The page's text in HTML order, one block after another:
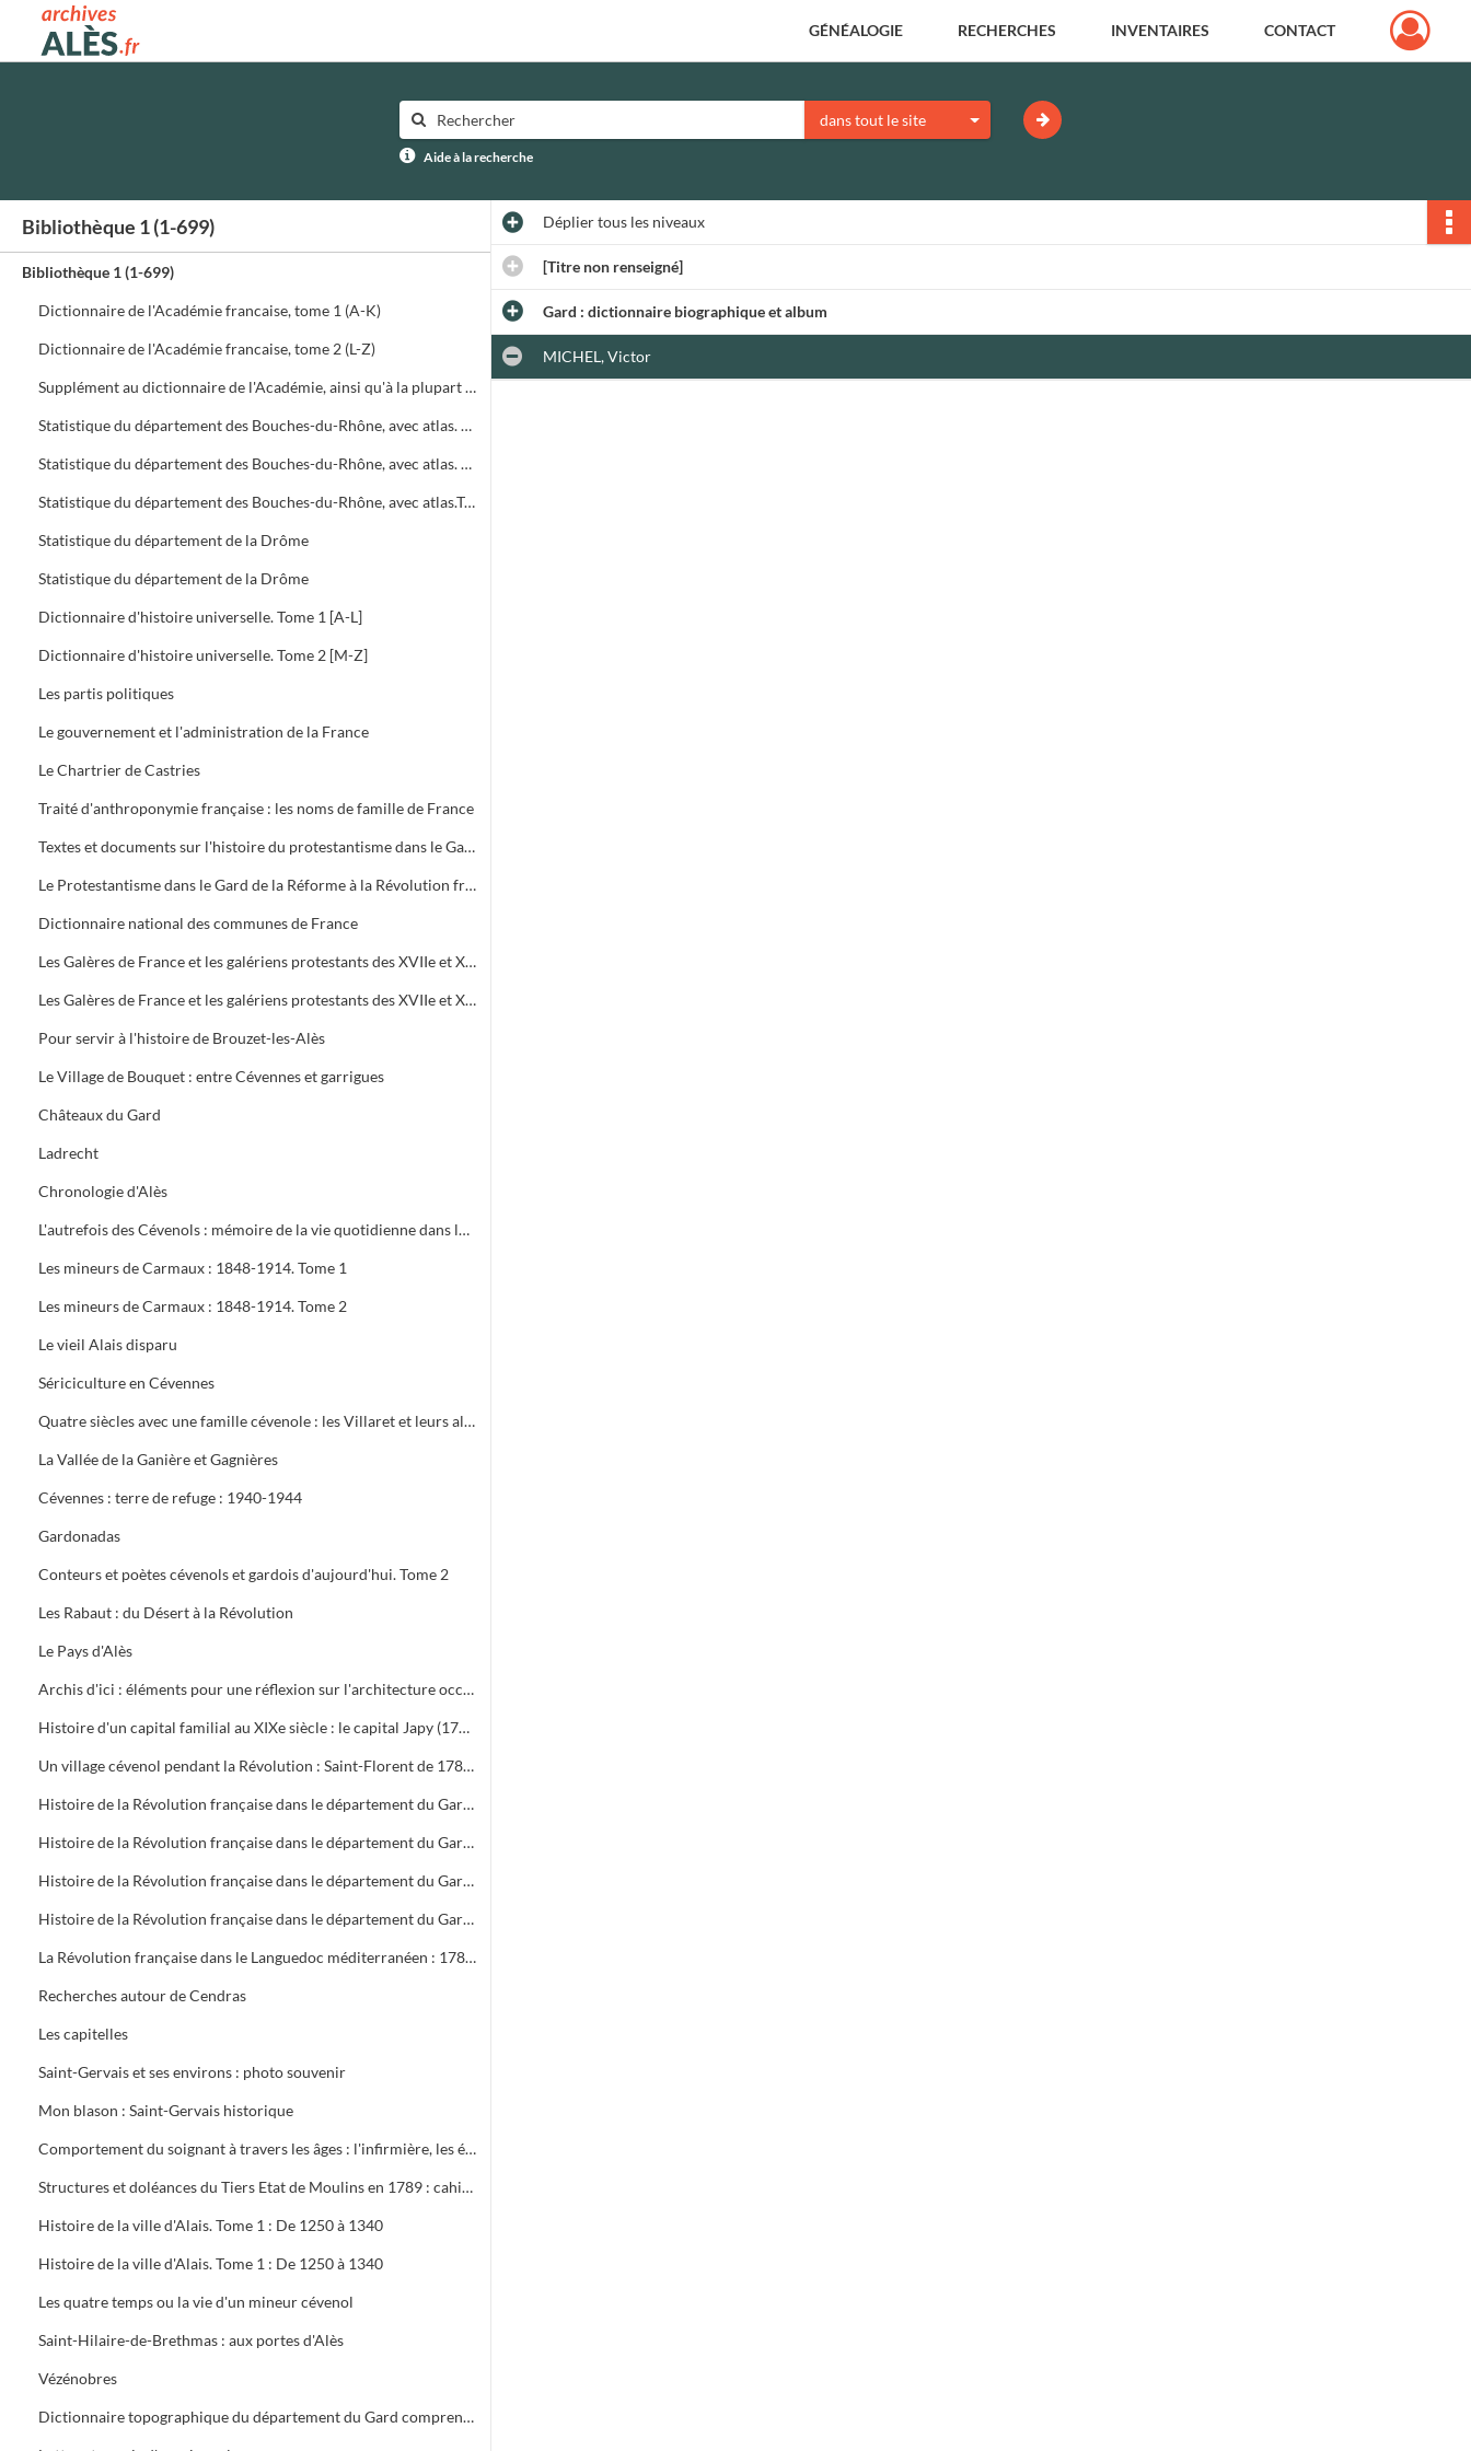
Archives municipales d'Alès GÉNÉALOGIE RECHERCHES INVENTAIRES CONTACT
dans tout le site
Aide à la recherche
Bibliothèque 1 (1-699)
Bibliothèque 1 (1-699)
Dictionnaire de l'Académie francaise, tome 1 (A-K)
Dictionnaire de l'Académie francaise, tome 2 (L-Z)
Supplément au dictionnaire de l'Académie, ainsi qu'à la plupart des autres lexiques français...
Statistique du département des Bouches-du-Rhône, avec atlas. Tome 1 : Topographie physique. Histoire naturelle
Statistique du département des Bouches-du-Rhône, avec atlas. Tome 2 : Antiquités. Topographie administrative
Statistique du département des Bouches-du-Rhône, avec atlas.Tome 3 : Etat social. Etablissements et travaux publics
Statistique du département de la Drôme
Statistique du département de la Drôme
Dictionnaire d'histoire universelle. Tome 1 [A-L]
Dictionnaire d'histoire universelle. Tome 2 [M-Z]
Les partis politiques
Le gouvernement et l'administration de la France
Le Chartrier de Castries
Traité d'anthroponymie française : les noms de famille de France
Textes et documents sur l'histoire du protestantisme dans le Gard
Le Protestantisme dans le Gard de la Réforme à la Révolution française : Exposition
Dictionnaire national des communes de France
Les Galères de France et les galériens protestants des XVIIe et XVIIIe siècles. Tome 1
Les Galères de France et les galériens protestants des XVIIe et XVIIIe siècles. Tome 2
Pour servir à l'histoire de Brouzet-les-Alès
Le Village de Bouquet : entre Cévennes et garrigues
Châteaux du Gard
Ladrecht
Chronologie d'Alès
L'autrefois des Cévenols : mémoire de la vie quotidienne dans les vallées cévenoles des Gardons
Les mineurs de Carmaux : 1848-1914. Tome 1
Les mineurs de Carmaux : 1848-1914. Tome 2
Le vieil Alais disparu
Sériciculture en Cévennes
Quatre siècles avec une famille cévenole : les Villaret et leurs alliés
La Vallée de la Ganière et Gagnières
Cévennes : terre de refuge : 1940-1944
Gardonadas
Conteurs et poètes cévenols et gardois d'aujourd'hui. Tome 2
Les Rabaut : du Désert à la Révolution
Le Pays d'Alès
Archis d'ici : éléments pour une réflexion sur l'architecture occitane
Histoire d'un capital familial au XIXe siècle : le capital Japy (1777-1910)
Un village cévenol pendant la Révolution : Saint-Florent de 1789 à 1795
Histoire de la Révolution française dans le département du Gard. Tome 1 : La Constituante (1788-1791)
Histoire de la Révolution française dans le département du Gard. Tome 2 : La Législative (1791-1792)
Histoire de la Révolution française dans le département du Gard. Tome 3 : La Convention nationale (Le fédéralisme, 1792-1793)
Histoire de la Révolution française dans le département du Gard. Tome 4 : La Convention nationale (La Terreur, 1793-1794)
La Révolution française dans le Languedoc méditerranéen : 1789-1799
Recherches autour de Cendras
Les capitelles
Saint-Gervais et ses environs : photo souvenir
Mon blason : Saint-Gervais historique
Comportement du soignant à travers les âges : l'infirmière, les écoles du Gard
Structures et doléances du Tiers Etat de Moulins en 1789 : cahier des corporations et cahier général
Histoire de la ville d'Alais. Tome 1 : De 1250 à 1340
Histoire de la ville d'Alais. Tome 1 : De 1250 à 1340
Les quatre temps ou la vie d'un mineur cévenol
Saint-Hilaire-de-Brethmas : aux portes d'Alès
Vézénobres
Dictionnaire topographique du département du Gard comprenant les noms de lieu anciens et modernes
Dépliertous les niveaux
[Titre non renseigné]
Gard : dictionnaire biographique et album
MICHEL, Victor